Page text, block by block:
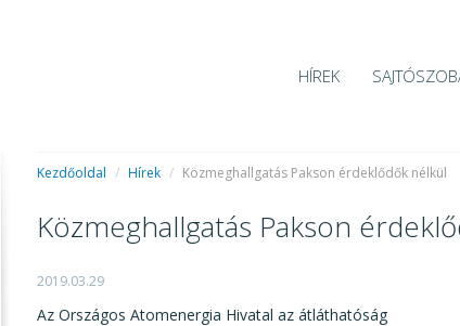
HÍREK
Kezdőoldal / Hírek / Közmeghallgatás Pakson érdeklődők nélkül
Közmeghallgatás Pakson
2019.03.29
Az Országos Atomenergia Hivatal az átláthatóság